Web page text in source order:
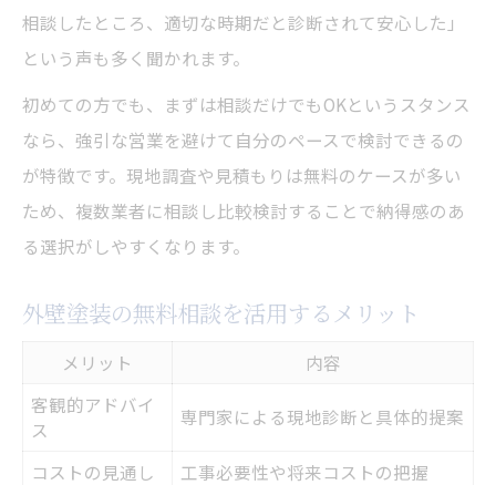
相談したところ、適切な時期だと診断されて安心した」
という声も多く聞かれます。
初めての方でも、まずは相談だけでもOKというスタンス
なら、強引な営業を避けて自分のペースで検討できるの
が特徴です。現地調査や見積もりは無料のケースが多い
ため、複数業者に相談し比較検討することで納得感のあ
る選択がしやすくなります。
外壁塗装の無料相談を活用するメリット
メリット
内容
客観的アドバイ
ス
専門家による現地診断と具体的提案
コストの見通し 工事必要性や将来コストの把握